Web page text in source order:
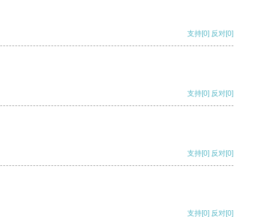
支持[0] 反对[0]
支持[0] 反对[0]
支持[0] 反对[0]
支持[0] 反对[0]